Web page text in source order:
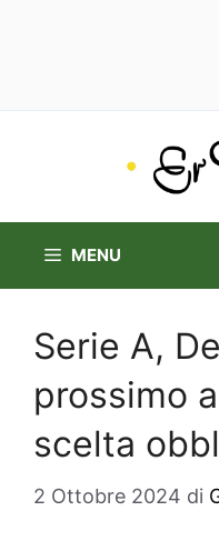
MENU
Serie A,
prossimo
scelta
2 Ottobre 2024 di